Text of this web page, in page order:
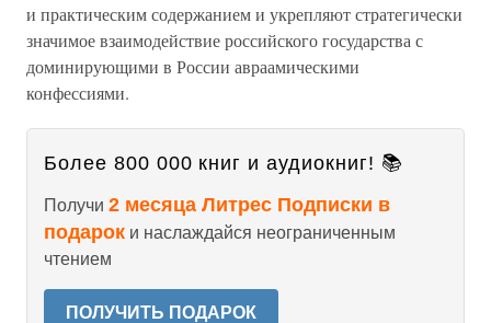
и практическим содержанием и укрепляют стратегически
значимое взаимодействие российского государства с
доминирующими в России авраамическими
конфессиями.
Более 800 000 книг и аудиокниг! 📚
Получи 2 месяца Литрес Подписки в
подарок и наслаждайся неограниченным
чтением
ПОЛУЧИТЬ ПОДАРОК